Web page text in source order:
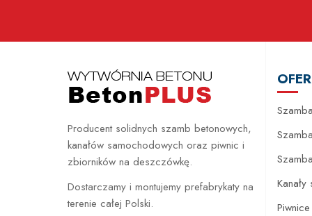
Producent solidnych szamb betonowych,
kanałów samochodowych oraz piwnic i
zbiorników na deszczówkę.
Dostarczamy i montujemy prefabrykaty na
terenie całej Polski.